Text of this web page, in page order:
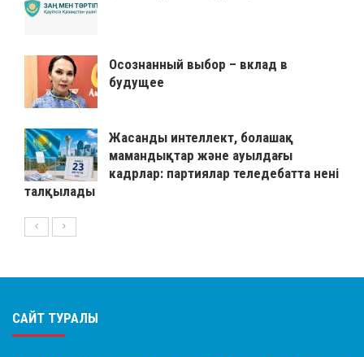
Осознанный выбор – вклад в
будущее
Жасанды интеллект, болашақ
мамандықтар және ауылдағы
кадрлар: партиялар теледебатта нені
талқылады
САЙТ ТУРАЛЫ